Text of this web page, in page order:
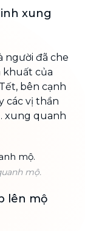
xung
người đã che
khuất của
bên cạnh
các vị thần
xung quanh
mộ.
lên mộ